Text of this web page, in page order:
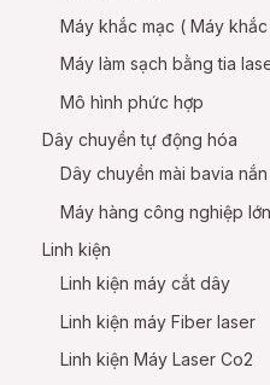
Máy khắc mạc ( Máy
Máy làm sạch bằng tia
Mô hình phức hợp
Dây chuyền tự động hóa
Dây chuyền mài bavia
Máy hàng công nghiệp lớn
Linh kiện
Linh kiện máy cắt dây
Linh kiện máy Fiber laser
Linh kiện Máy Laser Co2